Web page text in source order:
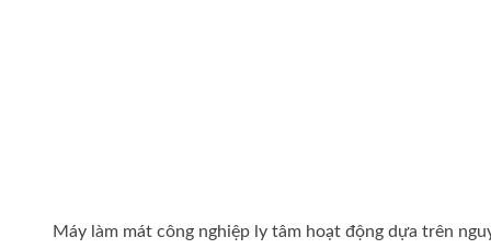
Máy làm mát công nghiệp ly tâm hoạt động dựa trên